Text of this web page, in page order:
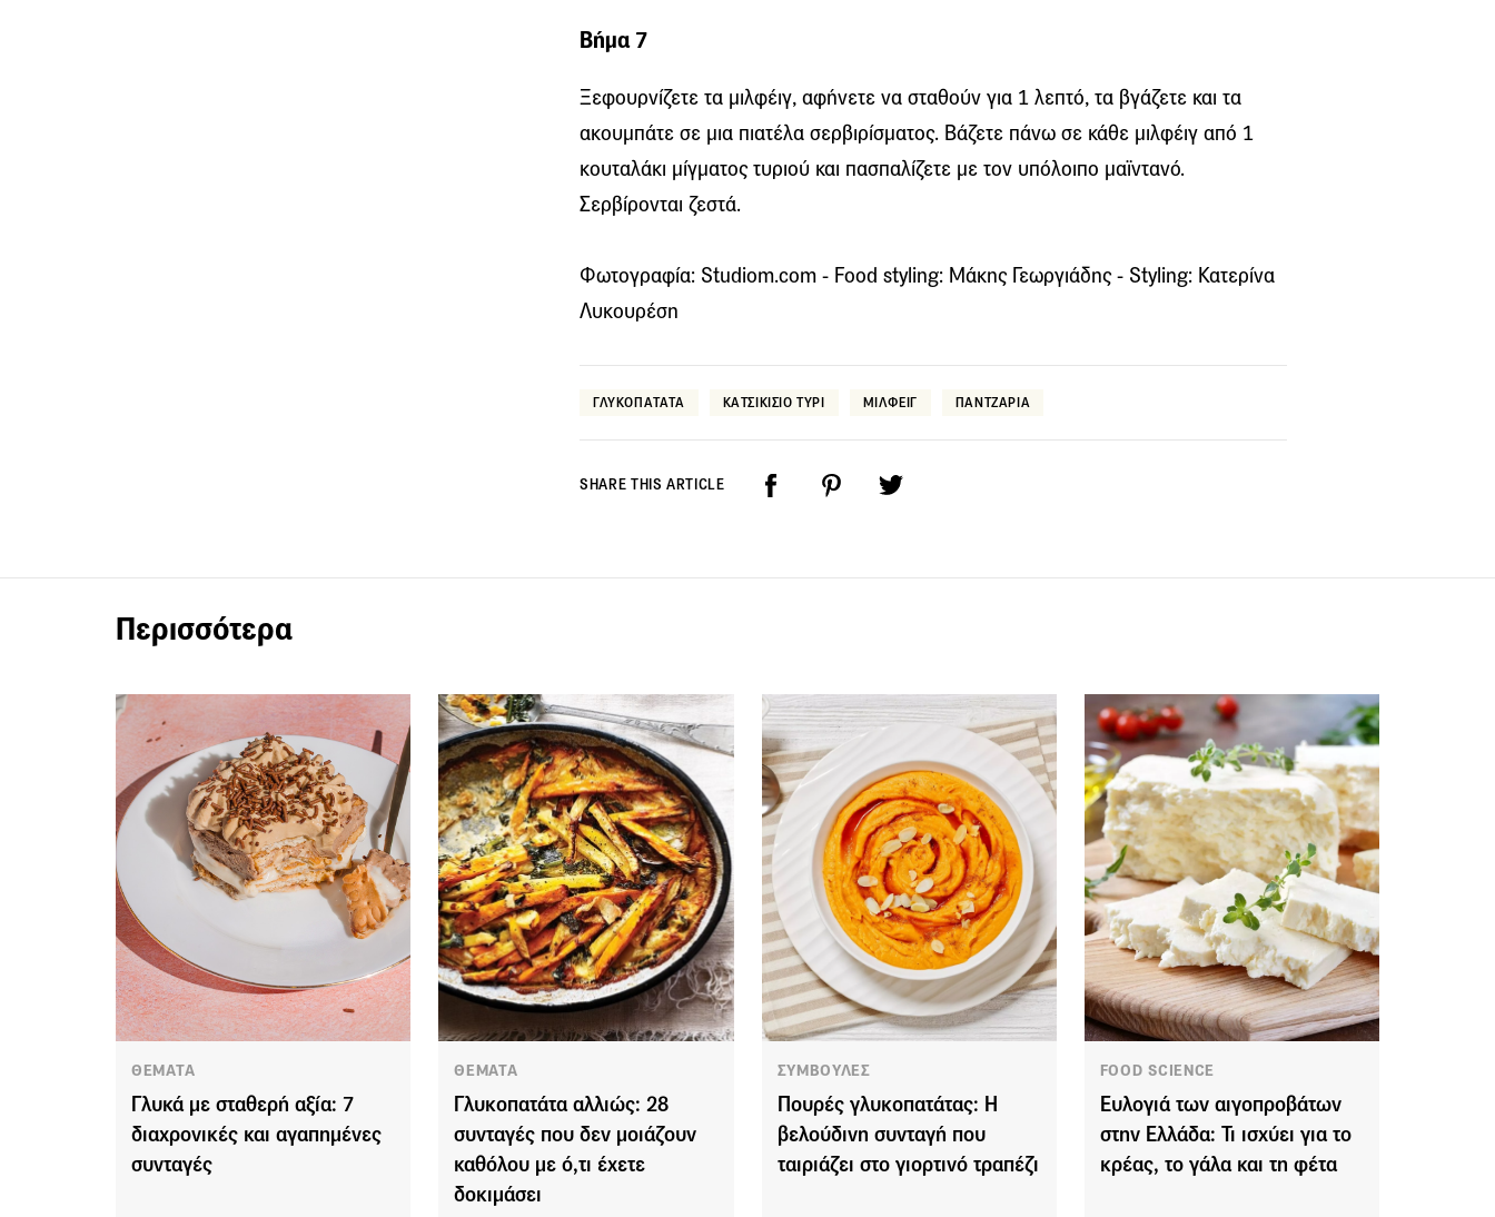
Βήμα 7
Ξεφουρνίζετε τα μιλφέιγ, αφήνετε να σταθούν για 1 λεπτό, τα βγάζετε και τα
ακουμπάτε σε μια πιατέλα σερβιρίσματος. Βάζετε πάνω σε κάθε μιλφέιγ από 1
κουταλάκι μίγματος τυριού και πασπαλίζετε με τον υπόλοιπο μαϊντανό.
Σερβίρονται ζεστά.
Φωτογραφία: Studiom.com - Food styling: Μάκης Γεωργιάδης - Styling: Κατερίνα
Λυκουρέση
ΓΛΥΚΟΠΑΤΑΤΑ ΚΑΤΣΙΚΙΣΙΟ ΤΥΡΙ ΜΙΛΦΕΙΓ ΠΑΝΤΖΑΡΙΑ
SHARE THIS ARTICLE
Περισσότερα
ΘΕΜΑΤΑ
Γλυκά με σταθερή αξία: 7
διαχρονικές και αγαπημένες
συνταγές
ΘΕΜΑΤΑ
Γλυκοπατάτα αλλιώς: 28
συνταγές που δεν μοιάζουν
καθόλου με ό,τι έχετε
δοκιμάσει
ΣΥΜΒΟΥΛΕΣ
Πουρές γλυκοπατάτας: Η
βελούδινη συνταγή που
ταιριάζει στο γιορτινό τραπέζι
FOOD SCIENCE
Ευλογιά των αιγοπροβάτων
στην Ελλάδα: Τι ισχύει για το
κρέας, το γάλα και τη φέτα